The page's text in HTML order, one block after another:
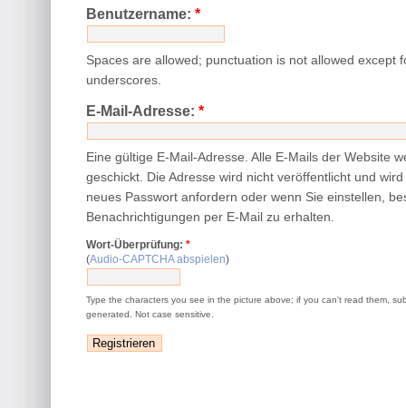
Benutzername:*
Spaces are allowed; punctuation is not allowed except
underscores.
E-Mail-Adresse:*
Eine gültige E-Mail-Adresse. Alle E-Mails der Website
geschickt. Die Adresse wird nicht veröffentlicht und
neues Passwort anfordern oder wenn Sie einstellen,
Benachrichtigungen per E-Mail zu erhalten.
Wort-Überprüfung:*
(Audio-CAPTCHA abspielen)
Type the characters you see in the picture above; if you can't read them,
generated. Not case sensitive.